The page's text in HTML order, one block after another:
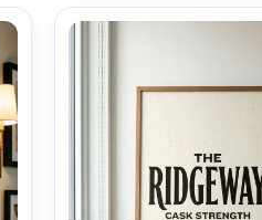
con neón práctico y
contorno, reflejos